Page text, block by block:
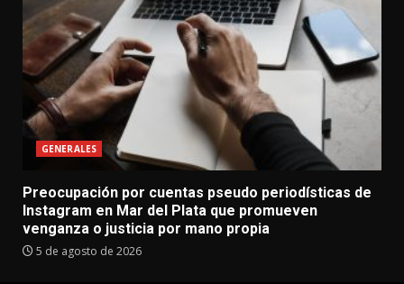
GENERALES
Preocupación por cuentas pseudo periodísticas de
Instagram en Mar del Plata que promueven
venganza o justicia por mano propia
5 de agosto de 2026